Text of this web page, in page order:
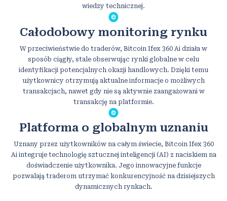
wiedzy technicznej.
Całodobowy monitoring rynku
W przeciwieństwie do traderów, Bitcoin Ifex 360 Ai działa w
sposób ciągły, stale obserwując rynki globalne w celu
identyfikacji potencjalnych okazji handlowych. Dzięki temu
użytkownicy otrzymują aktualne informacje o możliwych
transakcjach, nawet gdy nie są aktywnie zaangażowani w
transakcję na platformie.
Platforma o globalnym uznaniu
Uznany przez użytkowników na całym świecie, Bitcoin Ifex 360
Ai integruje technologię sztucznej inteligencji (AI) z naciskiem na
doświadczenie użytkownika. Jego innowacyjne funkcje
pozwalają traderom utrzymać konkurencyjność na dzisiejszych
dynamicznych rynkach.